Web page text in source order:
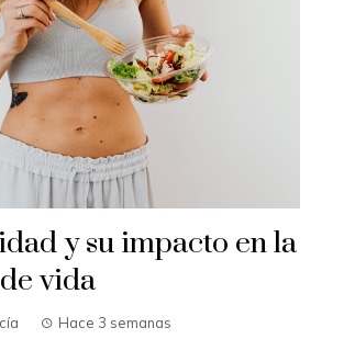
y su impacto en la
vida
Hace 3 semanas